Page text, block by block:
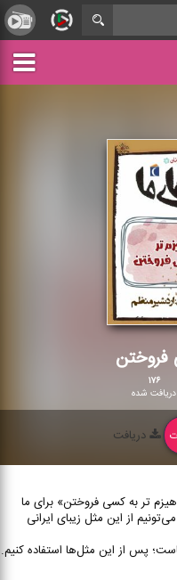
فروختن
۱۷۶
دریافت شده
دریافت
تر به کسی فروختن» برای ما
از این مثل زیبای ایرانی
پس از این مثل‌ها استفاده کنیم.